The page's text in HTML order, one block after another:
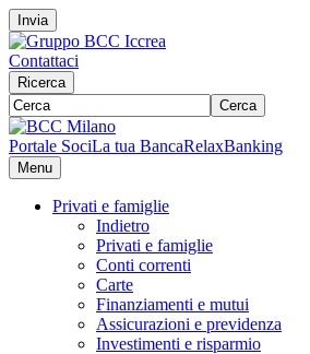
Invia
Contattaci
Ricerca
Cerca
Portale SociLa tua BancaRelaxBanking
Menu
Privati e famiglie
Indietro
Privati e famiglie
Conti correnti
Carte
Finanziamenti e mutui
Assicurazioni e previdenza
Investimenti e risparmio